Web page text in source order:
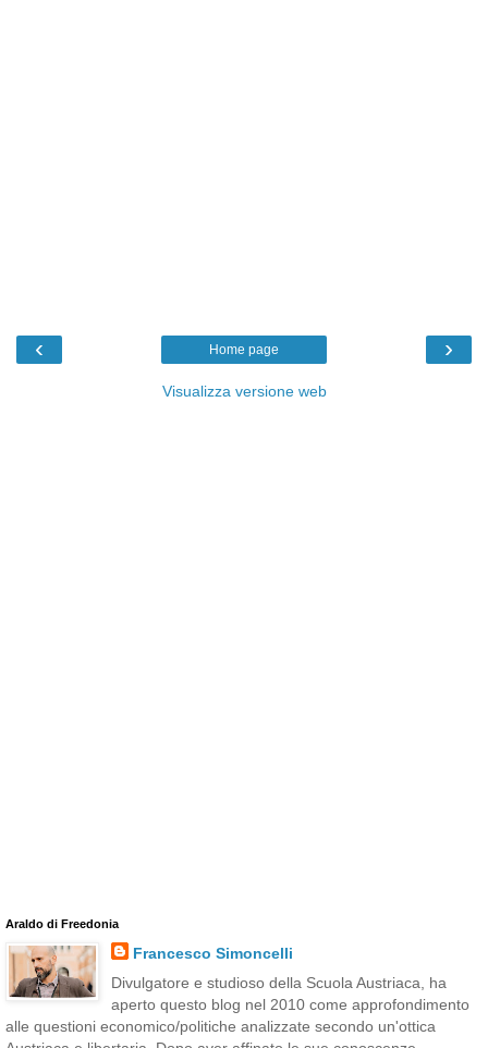
‹ ›
Home page
Visualizza versione web
Araldo di Freedonia
Francesco Simoncelli
Divulgatore e studioso della Scuola Austriaca, ha
aperto questo blog nel 2010 come approfondimento
alle questioni economico/politiche analizzate secondo un'ottica